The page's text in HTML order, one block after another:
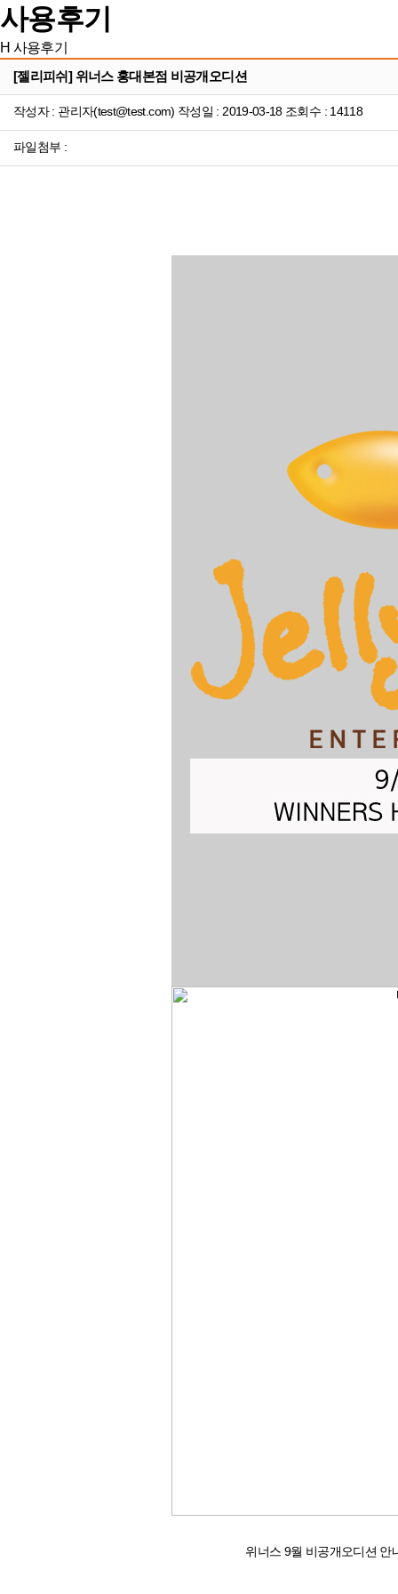
사용후기
H 사용후기
[젤리피쉬] 위너스 홍대본점 비공개오디션
작성자 : 관리자(test@test.com) 작성일 : 2019-03-18 조회수 : 14118
파일첨부 :
위너스 9월 비공개오디션 안